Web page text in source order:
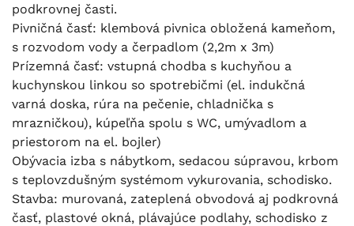
podkrovnej časti.
Pivničná časť: klembová pivnica obložená kameňom,
s rozvodom vody a čerpadlom (2,2m x 3m)
Prízemná časť: vstupná chodba s kuchyňou a
kuchynskou linkou so spotrebičmi (el. indukčná
varná doska, rúra na pečenie, chladnička s
mrazničkou), kúpeľňa spolu s WC, umývadlom a
priestorom na el. bojler)
Obývacia izba s nábytkom, sedacou súpravou, krbom
s teplovzdušným systémom vykurovania, schodisko.
Stavba: murovaná, zateplená obvodová aj podkrovná
časť, plastové okná, plávajúce podlahy, schodisko z